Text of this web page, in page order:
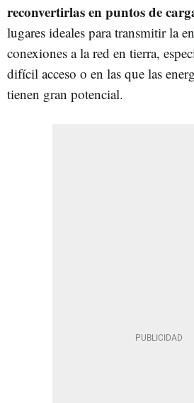
reconvertirlas en puntos de
lugares ideales para transmitir la
conexiones a la red en tierra,
difícil acceso o en las que las
tienen gran potencial.